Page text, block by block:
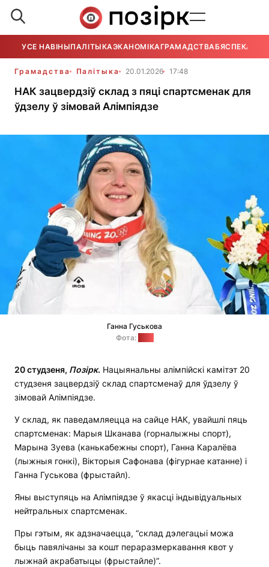
УСЕ НАВІНЫПАЛІТЫКАЭКАНОМІКАГРАМАДСТВАБЯСПЕКА
Грамадства Палітыка 20.01.2026 17:48
НАК зацвердзіў склад з пяці спартсменак для
ўдзелу ў зімовай Алімпіядзе
Ганна Гуськова
Фота:
20 студзеня, Позірк. Нацыянальны алімпійскі камітэт 20
студзеня зацвердзіў склад спартсменаў для ўдзелу ў
зімовай Алімпіядзе.
У склад, як паведамляецца на сайце НАК, увайшлі пяць
спартсменак: Марыя Шканава (горналыжны спорт),
Марына Зуева (канькабежны спорт), Ганна Каралёва
(лыжныя гонкі), Вікторыя Сафонава (фігурнае катанне) і
Ганна Гуськова (фрыстайл).
Яны выступяць на Алімпіядзе ў якасці індывідуальных
нейтральных спартсменак.
Пры гэтым, як адзначаецца, “склад дэлегацыі можа
быць павялічаны за кошт пераразмеркавання квот у
лыжнай акрабатыцы (фрыстайле)”.